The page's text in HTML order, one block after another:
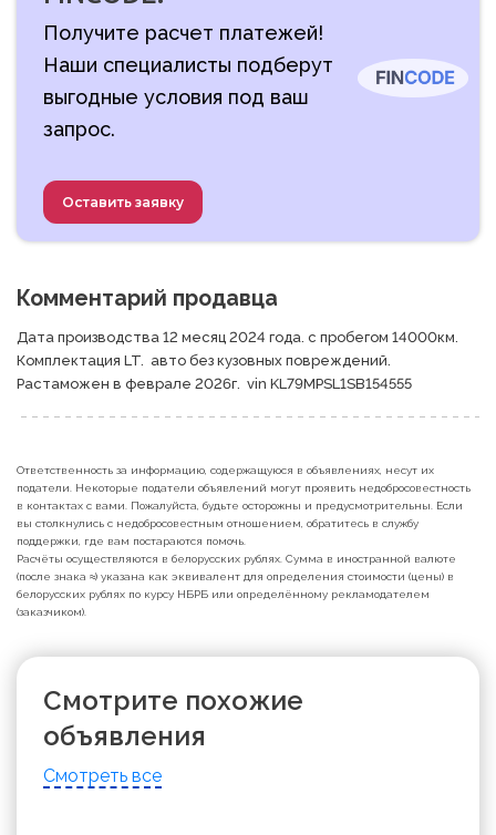
Получите расчет платежей!
Наши специалисты подберут
выгодные условия под ваш
запрос.
Оставить заявку
Комментарий продавца
Дата производства 12 месяц 2024 года. с пробегом 14000км.
Комплектация LT.  авто без кузовных повреждений.
Растаможен в феврале 2026г.  vin KL79MPSL1SB154555
Ответственность за информацию, содержащуюся в объявлениях, несут их
податели. Некоторые податели объявлений могут проявить недобросовестность
в контактах с вами. Пожалуйста, будьте осторожны и предусмотрительны. Если
вы столкнулись с недобросовестным отношением, обратитесь в службу
поддержки, где вам постараются помочь.
Расчёты осуществляются в белорусских рублях. Сумма в иностранной валюте
(после знака ≈) указана как эквивалент для определения стоимости (цены) в
белорусских рублях по курсу НБРБ или определённому рекламодателем
(заказчиком).
Смотрите похожие
объявления
Смотреть все